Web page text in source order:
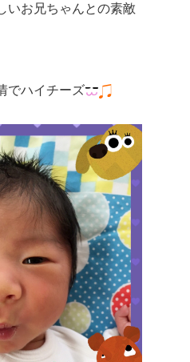
いお兄ちゃんとの素敵
でハイチーズ